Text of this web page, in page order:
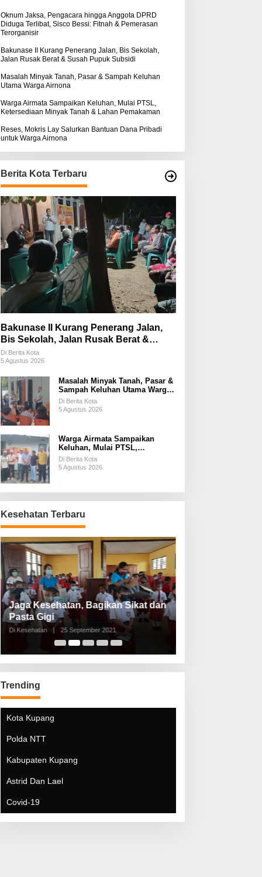
Warga Airnona
Hukum Kasus Sebastian
Bokol Sarat Rekayasa
:Oknum Jaksa, Pengacara hingga Anggota DPRD
Diduga Terlibat, Sisco Bessi: Fitnah & Pemerasan
Terorganisir
Bakunase II Kurang Penerang Jalan, Bis Sekolah,
Jalan Rusak Berat & Susah Pupuk Subsidi
Masalah Minyak Tanah, Pasar & Sampah Keluhan
Utama Warga Airnona
Warga Airmata Sampaikan Keluhan, Mulai PTSL,
Ketersediaan Minyak Tanah & Lahan Pemakaman
Reses, Mokris Lay Salurkan Bantuan Dana Pribadi
untuk Warga Airnona
Berita Kota Terbaru
Bakunase II Kurang Penerang Jalan,
Bis Sekolah, Jalan Rusak Berat &
Susah Pupuk Subsidi
Di Berita Kota
5 Agustus 2026
Masalah Minyak Tanah, Pasar &
Sampah Keluhan Utama Warga
Airnona
Di Berita Kota
5 Agustus 2026
Warga Airmata Sampaikan
Keluhan, Mulai PTSL,
Ketersediaan Minyak Tanah &
Lahan Pemakaman
Di Berita Kota
5 Agustus 2026
Kesehatan Terbaru
Jaga Kesehatan, Bagikan Sikat dan
Pasta Gigi
Di Kesehatan | 25 September 2021
Trending
Kota Kupang
Polda NTT
Kabupaten Kupang
Astrid Dan Lael
Covid-19